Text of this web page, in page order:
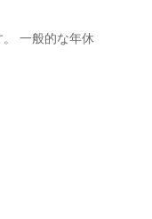
一般的な年休